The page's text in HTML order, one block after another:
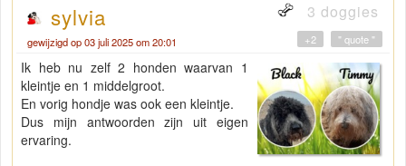
sylvia 3 doggies
gewijzigd op 03 juli 2025 om 20:01 " quote "
+2
Ik heb nu zelf 2 honden waarvan 1
kleintje en 1 middelgroot.
En vorig hondje was ook een kleintje.
Dus mijn antwoorden zijn uit eigen
ervaring.